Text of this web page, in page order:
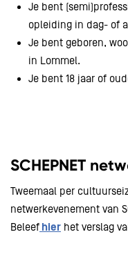
Je bent
opleiding in dag- of
Je bent geboren,
in Lommel.
Je bent 18 jaar of
SCHEPNET
Tweemaal per
netwerkevenement van
Beleef hier het verslag